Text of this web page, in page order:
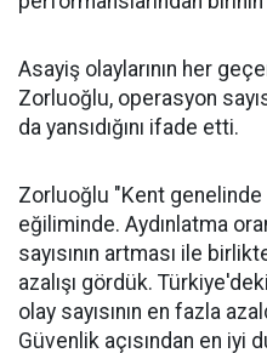
Asayiş olaylarının her
Zorluoğlu, operasyon
da yansıdığını ifade etti.
Zorluoğlu "Kent genelinde
eğiliminde. Aydınlatma
sayısının artması ile
azalışı gördük.
olay sayısının en fazla
Güvenlik açısından en iyi